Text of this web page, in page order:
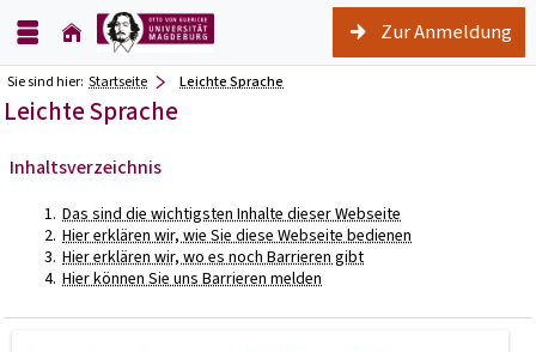
Zur Anmeldung
Sie sind hier: Startseite Leichte Sprache
Leichte Sprache
Inhaltsverzeichnis
Das sind die wichtigsten Inhalte dieser Webseite
Hier erklären wir, wie Sie diese Webseite bedienen
Hier erklären wir, wo es noch Barrieren gibt
Hier können Sie uns Barrieren melden